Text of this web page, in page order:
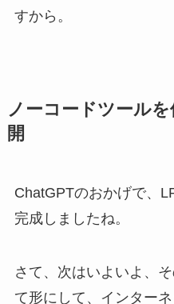
すから。
ノーコードツール
開
ChatGPTのおかげで、
完成しましたね。
さて、次はいよいよ、
て形にして、インター